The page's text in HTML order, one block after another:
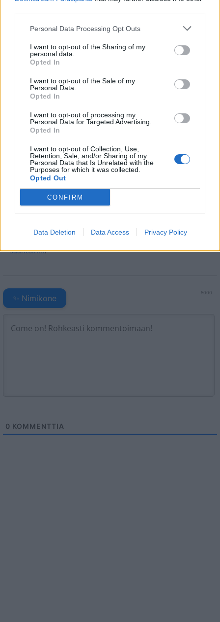
Personal Data Processing Opt Outs
I want to opt-out of the Sharing of my
personal data.
Opted In
I want to opt-out of the Sale of my
Personal Data.
Opted In
I want to opt-out of processing my
Personal Data for Targeted Advertising.
Opted In
I want to opt-out of Collection, Use,
Retention, Sale, and/or Sharing of my
Personal Data that Is Unrelated with the
Purposes for which it was collected.
Opted Out
CONFIRM
Data Deletion Data Access Privacy Policy
Seuraa Gekkosta Instagramissa
Teksti: Toimitus
Elina Gustafsson Helsinki
Tappelu
Väkivalta
Kommenttiosio
Heräsikö ajatuksia? Kerro mielipiteesi.
Tutustu kuitenkin
sääntöihin.
5000
✨ Nimikone
0 KOMMENTTIA